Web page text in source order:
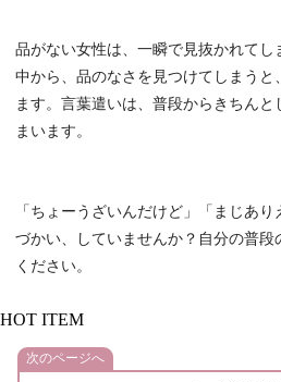
品がない女性は、一瞬で見抜かれて
中から、品のなさを見つけてしまう
ます。言葉遣いは、普段からきちん
まいます。
「ちょーうざいんだけど」「まじあ
づかい、していませんか？自分の普段
ください。
HOT ITEM
次のページへ